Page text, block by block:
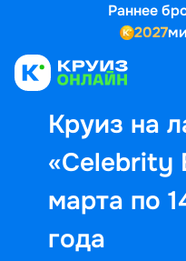
Раннее
2027
Круиз на
«Celebrity
марта по
года